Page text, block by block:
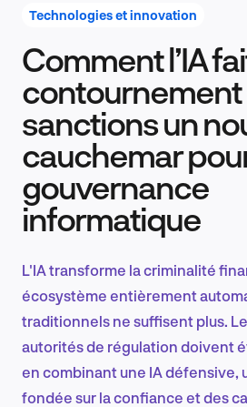
Recherche et
Tendances
FR
Technologies et innovation
Comment l’IA
contournement
sanctions un
cauchemar
gouvernance
informatique
L'IA transforme la criminalité
écosystème entièrement
traditionnels ne suffisent plus.
autorités de régulation doivent
en combinant une IA défensive,
fondée sur la confiance et des